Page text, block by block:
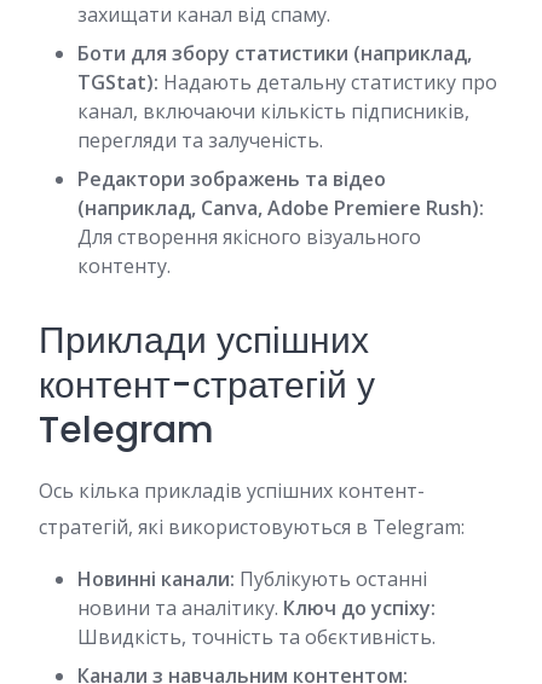
захищати канал від спаму.
Боти для збору статистики (наприклад,
TGStat): Надають детальну статистику про
канал, включаючи кількість підписників,
перегляди та залученість.
Редактори зображень та відео
(наприклад, Canva, Adobe Premiere Rush):
Для створення якісного візуального
контенту.
Приклади успішних
контент-стратегій у
Telegram
Ось кілька прикладів успішних контент-
стратегій, які використовуються в Telegram:
Новинні канали: Публікують останні
новини та аналітику. Ключ до успіху:
Швидкість, точність та обєктивність.
Канали з навчальним контентом: